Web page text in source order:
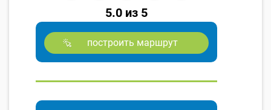
5.0 из 5
построить маршрут